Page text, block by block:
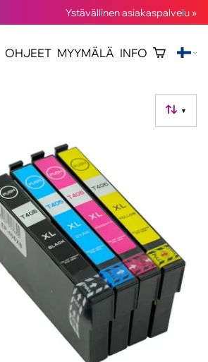
Ystävällinen asiakaspalvelu »
OHJEET MYYMÄLÄ INFO
▼